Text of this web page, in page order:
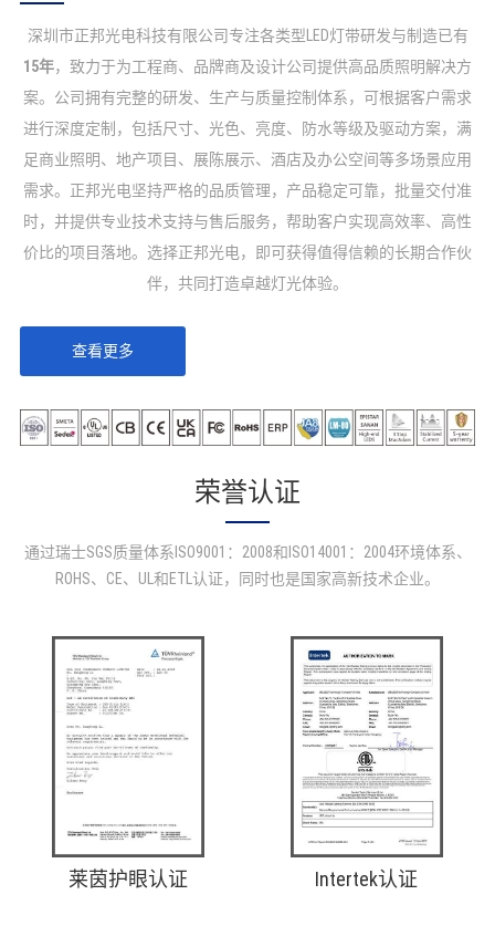
硅胶灯带 热销爆品
深圳市正邦光电科技有限公司专注各类型LED灯带研发与制造已有
15年，致力于为工程商、品牌商及设计公司提供高品质照明解决方
案。公司拥有完整的研发、生产与质量控制体系，可根据客户需求
进行深度定制，包括尺寸、光色、亮度、防水等级及驱动方案，满
足商业照明、地产项目、展陈展示、酒店及办公空间等多场景应用
需求。正邦光电坚持严格的品质管理，产品稳定可靠，批量交付准
时，并提供专业技术支持与售后服务，帮助客户实现高效率、高性
价比的项目落地。选择正邦光电，即可获得值得信赖的长期合作伙
伴，共同打造卓越灯光体验。
查看更多
荣誉认证
通过瑞士SGS质量体系ISO9001：2008和ISO14001：2004环境体系、
ROHS、CE、UL和ETL认证，同时也是国家高新技术企业。
莱茵护眼认证 Intertek认证